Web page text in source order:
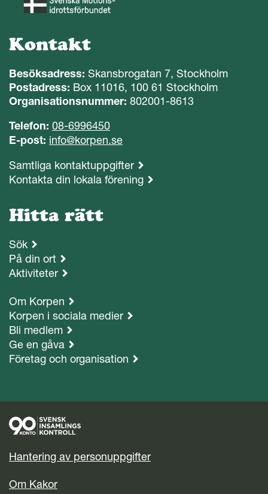
Kontakt
Besöksadress: Skansbrogatan 7, Stockholm
Postadress: Box 11016, 100 61 Stockholm
Organisationsnummer: 802001-8613
Telefon: 08-6996450
E-post: info@korpen.se
Samtliga kontaktuppgifter
Kontakta din lokala förening
Hitta rätt
Sök
På din ort
Aktiviteter
Om Korpen
Korpen i sociala medier
Bli medlem
Ge en gåva
Företag och organisation
Hantering av personuppgifter
Om Kakor